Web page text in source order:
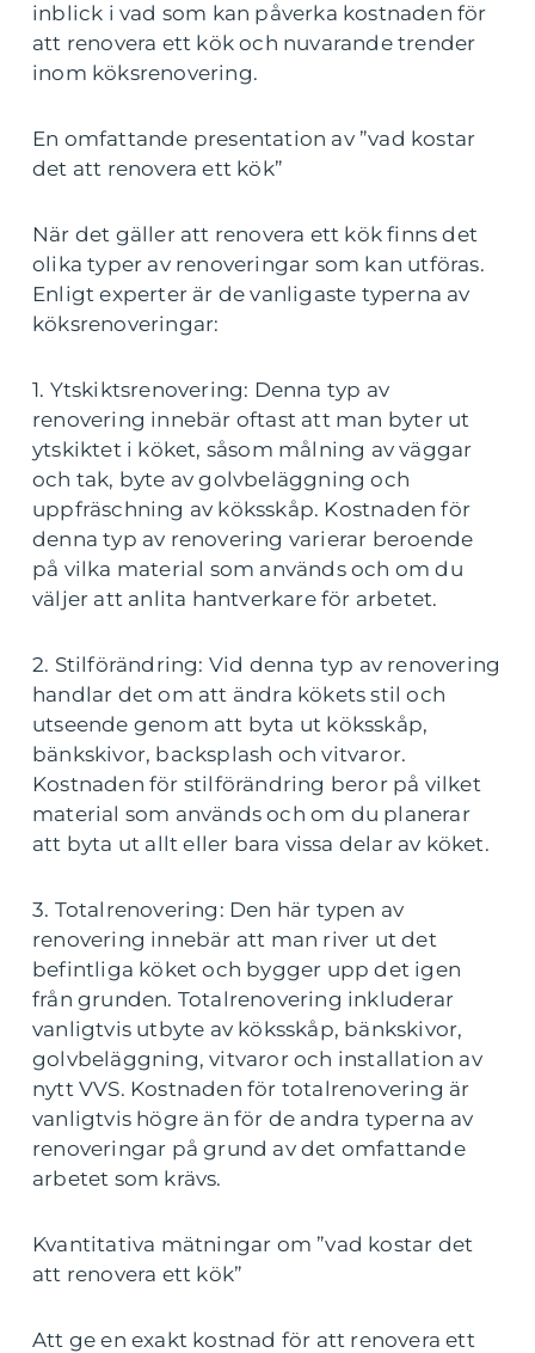
inblick i vad som kan påverka kostnaden för
att renovera ett kök och nuvarande trender
inom köksrenovering.
En omfattande presentation av ”vad kostar
det att renovera ett kök”
När det gäller att renovera ett kök finns det
olika typer av renoveringar som kan utföras.
Enligt experter är de vanligaste typerna av
köksrenoveringar:
1. Ytskiktsrenovering: Denna typ av
renovering innebär oftast att man byter ut
ytskiktet i köket, såsom målning av väggar
och tak, byte av golvbeläggning och
uppfräschning av köksskåp. Kostnaden för
denna typ av renovering varierar beroende
på vilka material som används och om du
väljer att anlita hantverkare för arbetet.
2. Stilförändring: Vid denna typ av renovering
handlar det om att ändra kökets stil och
utseende genom att byta ut köksskåp,
bänkskivor, backsplash och vitvaror.
Kostnaden för stilförändring beror på vilket
material som används och om du planerar
att byta ut allt eller bara vissa delar av köket.
3. Totalrenovering: Den här typen av
renovering innebär att man river ut det
befintliga köket och bygger upp det igen
från grunden. Totalrenovering inkluderar
vanligtvis utbyte av köksskåp, bänkskivor,
golvbeläggning, vitvaror och installation av
nytt VVS. Kostnaden för totalrenovering är
vanligtvis högre än för de andra typerna av
renoveringar på grund av det omfattande
arbetet som krävs.
Kvantitativa mätningar om ”vad kostar det
att renovera ett kök”
Att ge en exakt kostnad för att renovera ett